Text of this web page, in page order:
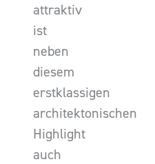
attraktiv
ist
neben
diesem
erstklassigen
architektonischen
Highlight
auch